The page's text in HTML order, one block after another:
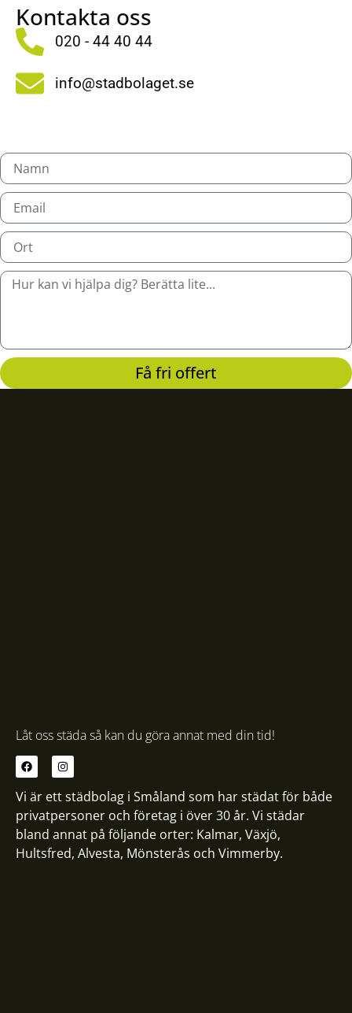
Kontakta oss
020 - 44 40 44
info@stadbolaget.se
Få fri offert
Låt oss städa så kan du göra annat med din tid!
Vi är ett städbolag i Småland som har städat för både
privatpersoner och företag i över 30 år. Vi städar
bland annat på följande orter: Kalmar, Växjö,
Hultsfred, Alvesta, Mönsterås och Vimmerby.